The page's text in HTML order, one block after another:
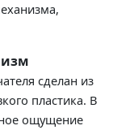
сделан из
пластика. В
ощущение